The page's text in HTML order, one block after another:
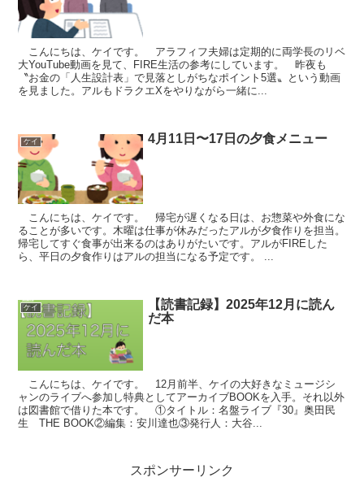
こんにちは、ケイです。 アラフィフ夫婦は定期的に両学長のリベ
大YouTube動画を見て、FIRE生活の参考にしています。 昨夜も
〝お金の「人生設計表」で見落としがちなポイント5選〟という動画
を見ました。アルもドラクエXをやりながら一緒に...
ケイ 4月11日〜17日の夕食メニュー
こんにちは、ケイです。 帰宅が遅くなる日は、お惣菜や外食にな
ることが多いです。木曜は仕事が休みだったアルが夕食作りを担当。
帰宅してすぐ食事が出来るのはありがたいです。アルがFIREした
ら、平日の夕食作りはアルの担当になる予定です。 ...
ケイ
【読書記録】2025年12月に読ん
だ本
こんにちは、ケイです。 12月前半、ケイの大好きなミュージシ
ャンのライブへ参加し特典としてアーカイブBOOKを入手。それ以外
は図書館で借りた本です。 ①タイトル：名盤ライブ『30』奥田民
生 THE BOOK②編集：安川達也③発行人：大谷...
スポンサーリンク